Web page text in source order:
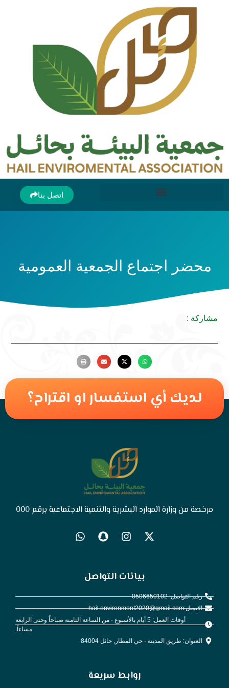
اتصل بنا
محضر اجتماع الجمعية العمومية
مشاركة :
لديك أي استفسار او اقتراح؟
مرخصة من وزارة الموارد البشرية والتنمية الاجتماعية برقم 000
بيانات التواصل
رقم التواصل: 0506650102
الايميل:hail.environment2020@gmail.com
أوقات العمل: 5 أيام بالأسبوع - من الساعة الثامنة صباحاً وحتى الرابعة
مساءاً.
العنوان: طريق المدينة - حي المطار, حائل 84004
روابط سريعة